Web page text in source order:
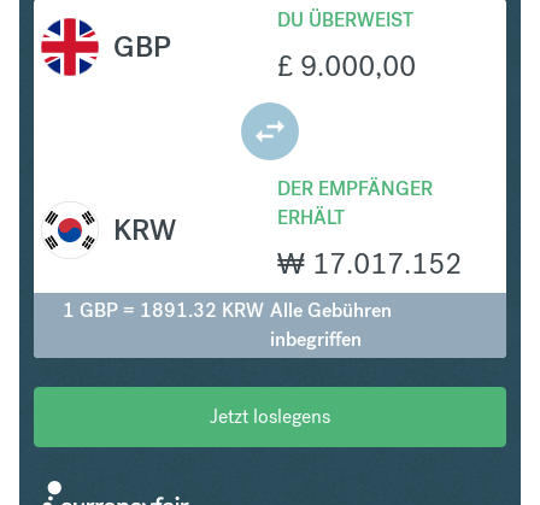
GBP
DU ÜBERWEIST
£ 9.000,00
DER EMPFÄNGER
ERHÄLT
₩ 17.017.152
KRW
1 GBP = 1891.32 KRW Alle Gebühren
inbegriffen
Jetzt loslegens